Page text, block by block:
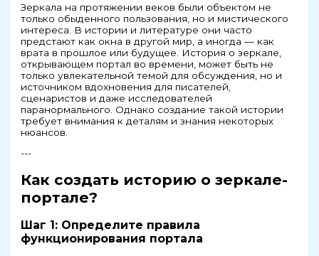
Зеркала на протяжении веков были объектом не
только обыденного пользования, но и мистического
интереса. В истории и литературе они часто
предстают как окна в другой мир, а иногда — как
врата в прошлое или будущее. История о зеркале,
открывающем портал во времени, может быть не
только увлекательной темой для обсуждения, но и
источником вдохновения для писателей,
сценаристов и даже исследователей
паранормального. Однако создание такой истории
требует внимания к деталям и знания некоторых
нюансов.
---
Как создать историю о зеркале-
портале?
Шаг 1: Определите правила
функционирования портала